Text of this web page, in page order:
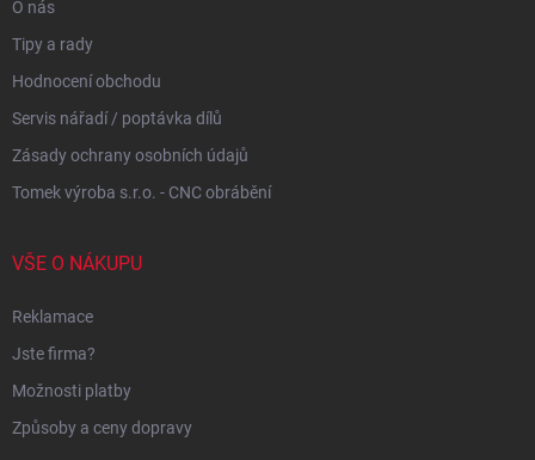
O nás
Tipy a rady
Hodnocení obchodu
Servis nářadí / poptávka dílů
Zásady ochrany osobních údajů
Tomek výroba s.r.o. - CNC obrábění
VŠE O NÁKUPU
Reklamace
Jste firma?
Možnosti platby
Způsoby a ceny dopravy